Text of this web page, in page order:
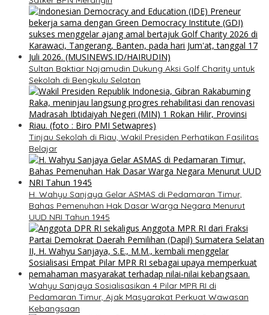
Sultan Baktiar Najamudin Dukung Aksi Golf Charity untuk
Sekolah di Bengkulu Selatan
Tinjau Sekolah di Riau, Wakil Presiden Perhatikan Fasilitas
Belajar
H. Wahyu Sanjaya Gelar ASMAS di Pedamaran Timur,
Bahas Pemenuhan Hak Dasar Warga Negara Menurut
UUD NRI Tahun 1945
Wahyu Sanjaya Sosialisasikan 4 Pilar MPR RI di
Pedamaran Timur, Ajak Masyarakat Perkuat Wawasan
Kebangsaan